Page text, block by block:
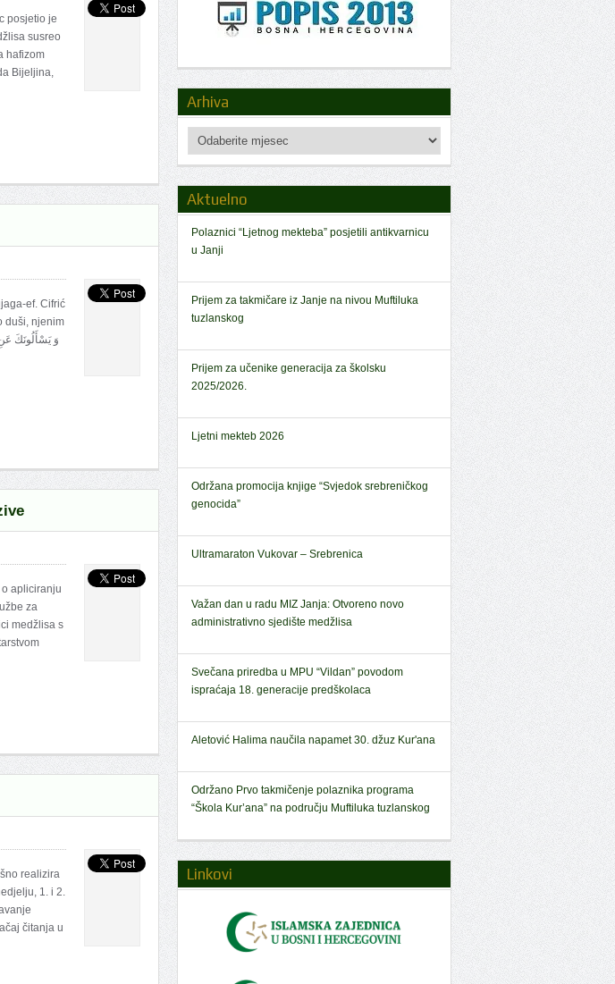
posjetio je
susreo
hafizom
Bijeljina,
ef. Cifrić
duši, njenim
apliciranju
za
medžlisa s
realizira
1. i 2.
čitanja u
Arhiva
Arhiva
Aktuelno
Polaznici “Ljetnog mekteba” posjetili antikvarnicu
u Janji
Prijem za takmičare iz Janje na nivou Muftiluka
tuzlanskog
Prijem za učenike generacija za školsku
2025/2026.
Ljetni mekteb 2026
Održana promocija knjige “Svjedok srebreničkog
genocida”
Ultramaraton Vukovar – Srebrenica
Važan dan u radu MIZ Janja: Otvoreno novo
administrativno sjedište medžlisa
Svečana priredba u MPU “Vildan” povodom
ispraćaja 18. generacije predškolaca
Aletović Halima naučila napamet 30. džuz Kur'ana
Održano Prvo takmičenje polaznika programa
“Škola Kur’ana” na području Muftiluka tuzlanskog
Linkovi